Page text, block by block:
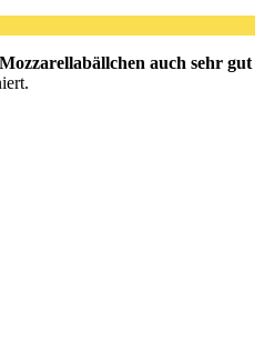
auch sehr gut